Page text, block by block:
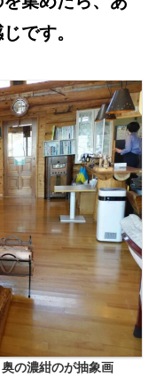
です。
の濃紺のが抽象画